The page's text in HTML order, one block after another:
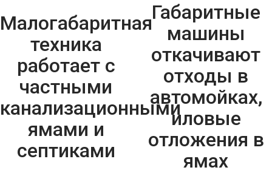
Малогабаритная
техника
работает с
частными
канализационными
ямами и
септиками
Габаритные
машины
откачивают
отходы в
автомойках,
иловые
отложения в
ямах